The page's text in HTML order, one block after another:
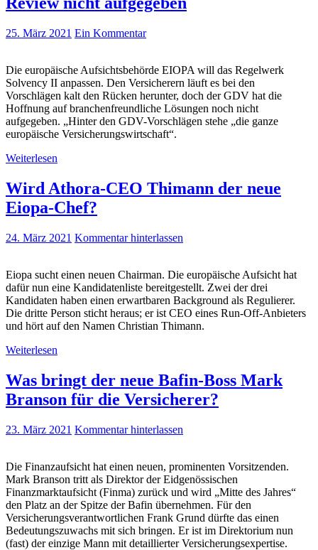
25. März 2021 Ein Kommentar
Die europäische Aufsichtsbehörde EIOPA will das Regelwerk
Solvency II anpassen. Den Versicherern läuft es bei den
Vorschlägen kalt den Rücken herunter, doch der GDV hat die
Hoffnung auf branchenfreundliche Lösungen noch nicht
aufgegeben. „Hinter den GDV-Vorschlägen stehe „die ganze
europäische Versicherungswirtschaft“.
Weiterlesen
Wird Athora-CEO Thimann der neue
Eiopa-Chef?
24. März 2021 Kommentar hinterlassen
Eiopa sucht einen neuen Chairman. Die europäische Aufsicht hat
dafür nun eine Kandidatenliste bereitgestellt. Zwei der drei
Kandidaten haben einen erwartbaren Background als Regulierer.
Die dritte Person sticht heraus; er ist CEO eines Run-Off-Anbieters
und hört auf den Namen Christian Thimann.
Weiterlesen
Was bringt der neue Bafin-Boss Mark
Branson für die Versicherer?
23. März 2021 Kommentar hinterlassen
Die Finanzaufsicht hat einen neuen, prominenten Vorsitzenden.
Mark Branson tritt als Direktor der Eidgenössischen
Finanzmarktaufsicht (Finma) zurück und wird „Mitte des Jahres“
den Platz an der Spitze der Bafin übernehmen. Für den
Versicherungsverantwortlichen Frank Grund dürfte das einen
Bedeutungszuwachs mit sich bringen. Er ist im Direktorium nun
(fast) der einzige Mann mit detaillierter Versicherungsexpertise.